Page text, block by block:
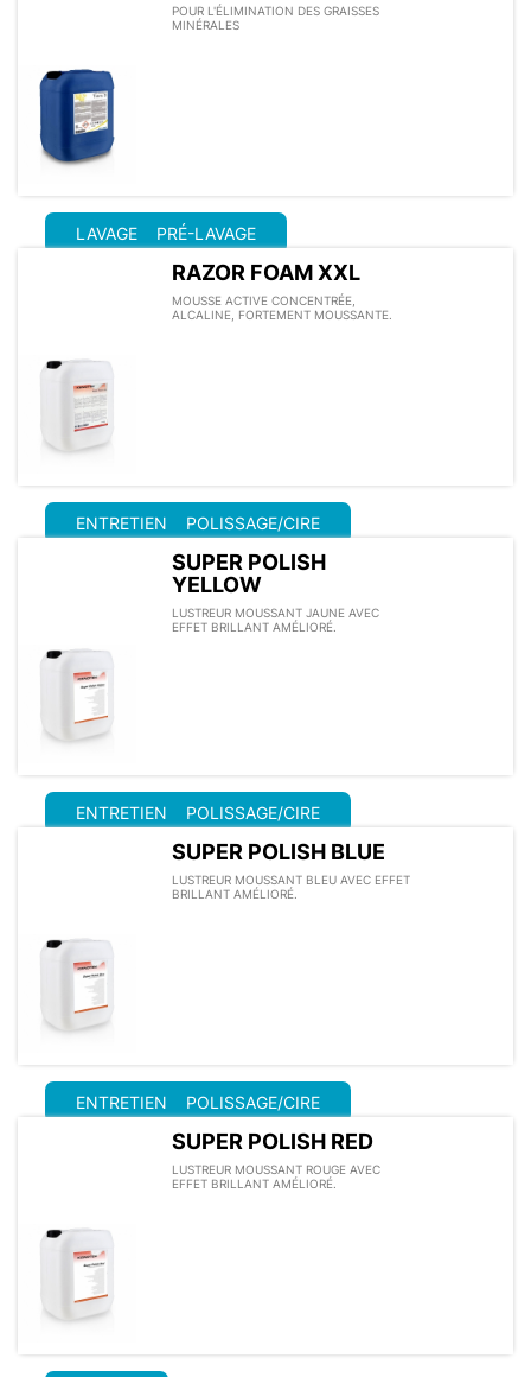
POUR L'ÉLIMINATION DES GRAISSES
MINÉRALES
LAVAGE PRÉ-LAVAGE
RAZOR FOAM XXL
MOUSSE ACTIVE CONCENTRÉE,
ALCALINE, FORTEMENT MOUSSANTE.
ENTRETIEN POLISSAGE/CIRE
SUPER POLISH
YELLOW
LUSTREUR MOUSSANT JAUNE AVEC
EFFET BRILLANT AMÉLIORÉ.
ENTRETIEN POLISSAGE/CIRE
SUPER POLISH BLUE
LUSTREUR MOUSSANT BLEU AVEC EFFET
BRILLANT AMÉLIORÉ.
ENTRETIEN POLISSAGE/CIRE
SUPER POLISH RED
LUSTREUR MOUSSANT ROUGE AVEC
EFFET BRILLANT AMÉLIORÉ.